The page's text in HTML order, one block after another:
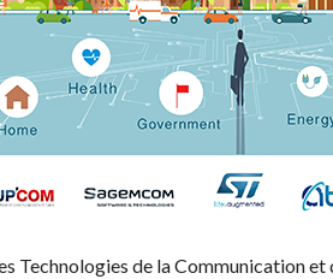
Technologies de la Communication et